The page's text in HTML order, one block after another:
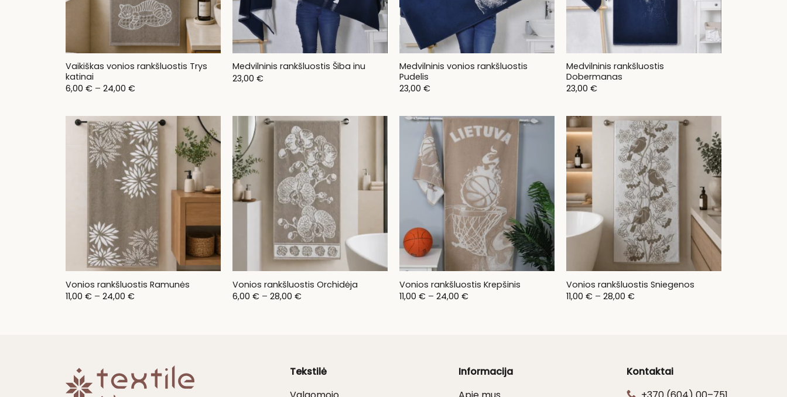
Vaikiškas vonios rankšluostis Trys
katinai
6,00 € – 24,00 €Price
24,00 €
Medvilninis rankšluostis Šiba inu
23,00 €
Medvilninis vonios rankšluostis
Pudelis
23,00 €
Medvilninis rankšluostis
Dobermanas
23,00 €
Vonios rankšluostis Ramunės
11,00 € – 24,00 €Price
Vonios rankšluostis Orchidėja
6,00 € – 28,00 €Price
Vonios rankšluostis Krepšinis
11,00 € – 24,00 €Price
Vonios rankšluostis Sniegenos
11,00 € – 28,00 €Price
Tekstilė
Informacija
Kontaktai